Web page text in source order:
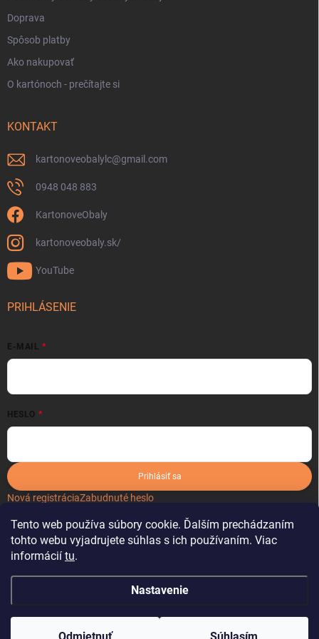
Tento web používa súbory cookie. Ďalším prechádzaním
tohto webu vyjadrujete súhlas s ich používaním. Viac
informácií tu.
Nastavenie
Doprava
Spôsob platby
Ako nakupovať
O kartónoch - prečítajte si
KONTAKT
kartonoveobalylc@gmail.com
0948 048 883
KartonoveObaly
kartonoveobaly.sk/
YouTube
PRIHLÁSENIE
E-MAIL
HESLO
Prihlásiť sa
Nová registráciaZabudnuté heslo
Copyright 2026 kartonoveobaly.sk . Všetky práva vyhradené.